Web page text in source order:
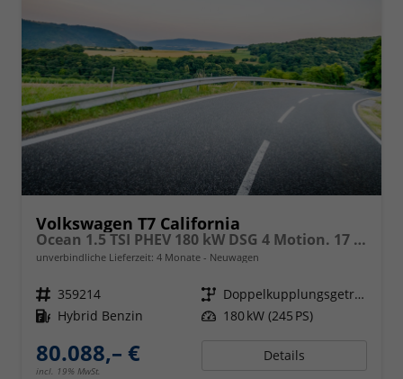
Volkswagen T7 California
Ocean 1.5 TSI PHEV 180 kW DSG 4 Motion. 17 Zoll Fahrwerk, Leichtmetallfelgen 18 Zoll, Markise mit Schiene und Gehäuse links, 230 V Einspeisung Batterieaufladung, Sitze, Klimaautomatik, 5 Jahre Werksgarantie,
unverbindliche Lieferzeit: 4 Monate Neuwagen
Fahrzeugnr. 359214 Getriebe
Doppelkupplungsgetriebe (DSG)
Kraftstoff Hybrid Benzin Leistung 180 kW (245 PS)
80.088,– €
incl. 19% MwSt.
Details